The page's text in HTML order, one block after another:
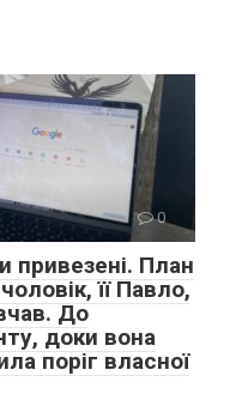
0
привезені. План
її Павло,
До
доки вона
поріг власної